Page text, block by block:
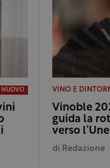
NUOVO VINO E
Vinoble
guida la
verso
di Redazione